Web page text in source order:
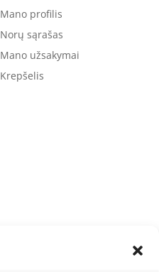
Mano profilis
Norų sąrašas
Mano užsakymai
Krepšelis